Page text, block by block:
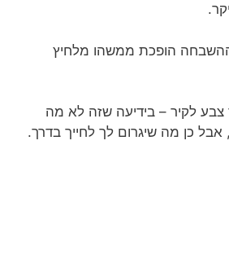
הופכת ממשהו מלחיץ
צבע לקיר – בידיעה שזה לא מה
כן מה שיגרום לך לחייך בדרך.